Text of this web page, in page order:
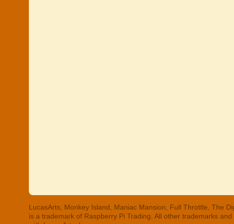
LucasArts, Monkey Island, Maniac Mansion, Full Throttle, The
is a trademark of Raspberry Pi Trading. All other trademarks